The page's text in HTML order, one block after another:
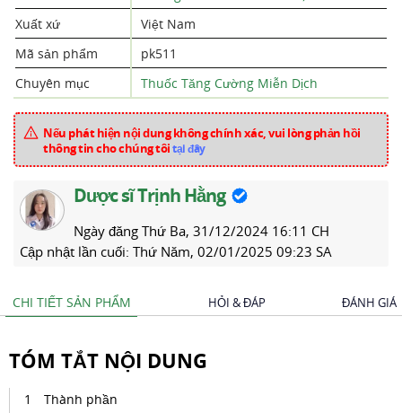
Xuất xứ
Việt Nam
Mã sản phẩm
pk511
Chuyên mục
Thuốc Tăng Cường Miễn Dịch
Nếu phát hiện nội dung không chính xác, vui lòng phản hồi
thông tin cho chúng tôitại đây
Dược sĩ Trịnh Hằng
Ngày đăng Thứ Ba, 31/12/2024 16:11 CH
Cập nhật lần cuối: Thứ Năm, 02/01/2025 09:23 SA
CHI TIẾT SẢN PHẨM HỎI & ĐÁP ĐÁNH GIÁ
TÓM TẮT NỘI DUNG
Thành phần